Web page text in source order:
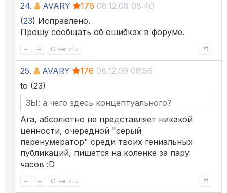
24. AVARY 176 08.12.09 08:40
(23) Исправлено.
Прошу сообщать об ошибках в форуме.
+ – Ответить
25. AVARY 176 08.12.09 08:56
to (23)
ЗЫ: а чего здесь концептуального?
Ага, абсолютно не представляет никакой
ценности, очередной "серый
перенумератор" среди твоих гениальных
публикаций, пишется на коленке за пару
часов :D
+ – Ответить